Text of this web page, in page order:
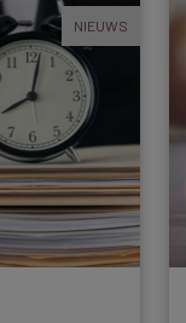
NIEUWS